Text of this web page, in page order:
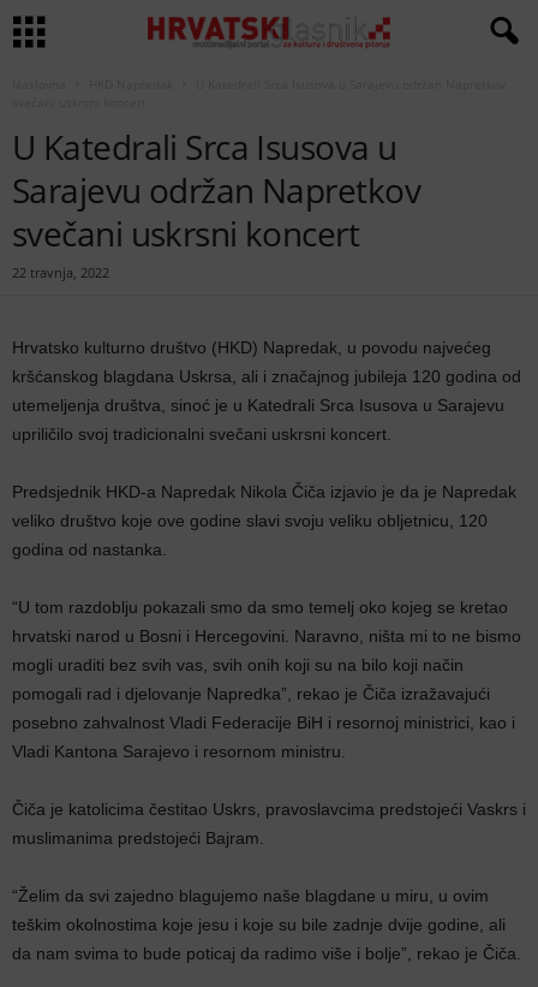
U Katedrali Srca Isusova u
Sarajevu održan Napretkov
svečani uskrsni koncert
22 travnja, 2022
Hrvatsko kulturno društvo (HKD) Napredak, u povodu najvećeg
kršćanskog blagdana Uskrsa, ali i značajnog jubileja 120 godina od
utemeljenja društva, sinoć je u Katedrali Srca Isusova u Sarajevu
upriličilo svoj tradicionalni svečani uskrsni koncert.
Predsjednik HKD-a Napredak Nikola Čiča izjavio je da je Napredak
veliko društvo koje ove godine slavi svoju veliku obljetnicu, 120
godina od nastanka.
“U tom razdoblju pokazali smo da smo temelj oko kojeg se kretao
hrvatski narod u Bosni i Hercegovini. Naravno, ništa mi to ne bismo
mogli uraditi bez svih vas, svih onih koji su na bilo koji način
pomogali rad i djelovanje Napredka”, rekao je Čiča izražavajući
posebno zahvalnost Vladi Federacije BiH i resornoj ministrici, kao i
Vladi Kantona Sarajevo i resornom ministru.
Čiča je katolicima čestitao Uskrs, pravoslavcima predstojeći Vaskrs i
muslimanima predstojeći Bajram.
“Želim da svi zajedno blagujemo naše blagdane u miru, u ovim
teškim okolnostima koje jesu i koje su bile zadnje dvije godine, ali
da nam svima to bude poticaj da radimo više i bolje”, rekao je Čiča.